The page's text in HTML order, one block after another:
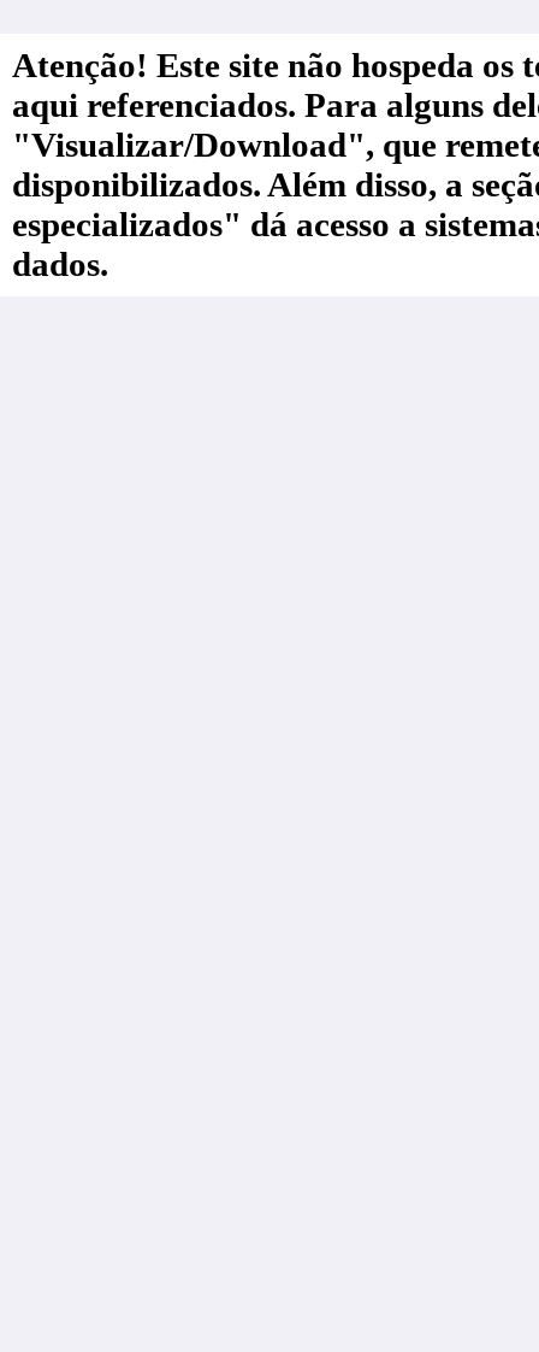
Atenção! Este site não hospeda
aqui referenciados. Para alguns
"Visualizar/Download", que
disponibilizados. Além disso, a
especializados" dá acesso a
dados.